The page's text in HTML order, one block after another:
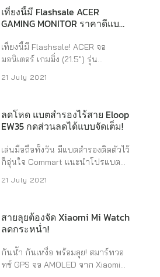
สุดคูล Google Nest Mini (2nd
Generation) ...
3,900 บาท พิเศษไปกว่านั้น วันที่ 7.7
ตอนเที่ยงคืน ยังมีส่วนลดเพิ่มเหลือ
1,550 บาท ส่วนใครที่ไม่อยากรอก็ไป
ช้อปกันได้เลย
https://shp.ee/gh9sxi9 Xiaomi Mi
Box S 4K เป็น Android TV ที่เล่น
Youtube, Netflix, Line TV ในราคา
Box สักตัว Xiaomi Mi ...
เที่ยงนี้มี Flashsale ACER
GAMING MONITOR ราคาดีแบบนี้
เที่ยงนี้มี Flashsale! ACER จอ
มอนิเตอร์ เกมมิ่ง (21.5″) รุ่น
ปี เที่ยงนี้ลดราคาแรงใน Flashsale
สินค้าได้ที่
https://shp.ee/yb4ncwp จอ
มอนิเตอร์แบบ Full HD 21.5นิ้ว 75 Hz
ใช้งานได้รอบด้าน ได้ทั้งภาพที่คมชัด
สีสวยเป็นธรรมชาติ เล่นเกมได้ภาพ
เคลื่อนไหวที่นุ่มนวล รองรับเฟรมเรต
สูง จอมอนิเตอร์ ACER Nitro VG240
ลดอาการเคืองตาหรือปวดตาได้ ราย
ละเอียดสินค้าเพิ่มเติ่ม – ความละเอียด
Full HD พร้อม ZeroFrame Design –
...
21 July 2021
ลดโหด แบตสำรองไร้สาย Eloop
EW35 กดส่วนลดได้แบบจัดเต็ม!
เล่นมือถือทั้งวัน มีแบตสำรองติดตัวไว้
ก็อุ่นใจ Commart แนะนำโปรแบต
ราคาเต็ม 899 ลดเหลือเพียง 549
นั้น ทักแชทก่อนซื้อสินค้า รับส่วนลด
เพิ่มไปอีก อยากได้ไปช้อป –>
https://shp.ee/dfk6k5h ราย
ละเอียดสินค้า แบตสำรองชาร์จไร้สาย
10000mAh ชาร์จเร็วเต็มไว ขนาดพก
21 July 2021
สายลุยต้องจัด Xiaomi Mi Watch
ลดกระหน่ำ!
กันน้ำ กันเหงื่อ พร้อมลุย! สมาร์ทวอ
ทช์ GPS จอ AMOLED จาก Xiaomi